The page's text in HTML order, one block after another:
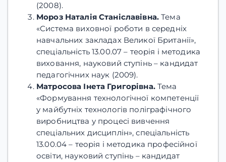
(2008).
Мороз Наталія Станіславівна.Тема
«Система виховної роботи в середніх
навчальних закладах Великої Британії»,
спеціальність 13.00.07 – теорія і методика
виховання, науковий ступінь – кандидат
педагогічних наук (2009).
Матросова Інета Григорівна.Тема
«Формування технологічної компетенції
у майбутніх технологів поліграфічного
виробництва у процесі вивчення
спеціальних дисциплін», спеціальність
13.00.04 – теорія і методика професійної
освіти, науковий ступінь – кандидат